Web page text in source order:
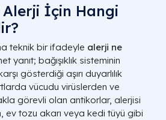
İçin Hangi
teknik bir ifadeyle alerji ne
yanıt; bağışıklık sisteminin
gösterdiği aşırı duyarlılık
vücudu virüslerden ve
görevli olan antikorlar, alerjisi
ev tozu akarı veya kedi tüyü gibi